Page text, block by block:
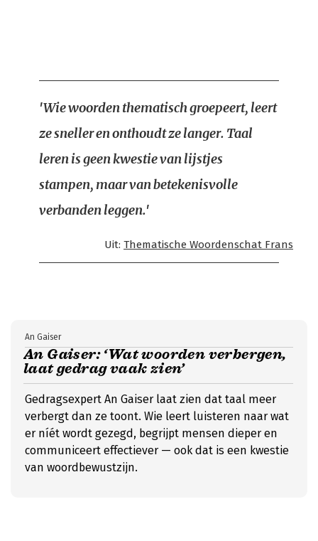
'Wie woorden thematisch groepeert, leert
ze sneller en onthoudt ze langer. Taal
leren is geen kwestie van lijstjes
stampen, maar van betekenisvolle
verbanden leggen.'
Uit: Thematische Woordenschat Frans
An Gaiser: ‘Wat woorden verbergen,
laat gedrag vaak zien’
An Gaiser
Gedragsexpert An Gaiser laat zien dat taal meer
verbergt dan ze toont. Wie leert luisteren naar wat
er níét wordt gezegd, begrijpt mensen dieper en
communiceert effectiever — ook dat is een kwestie
van woordbewustzijn.